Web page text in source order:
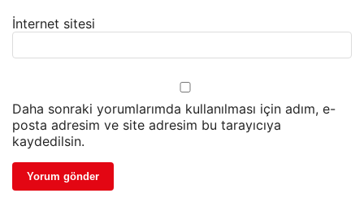
İnternet sitesi
Daha sonraki yorumlarımda kullanılması için adım, e-
posta adresim ve site adresim bu tarayıcıya
kaydedilsin.